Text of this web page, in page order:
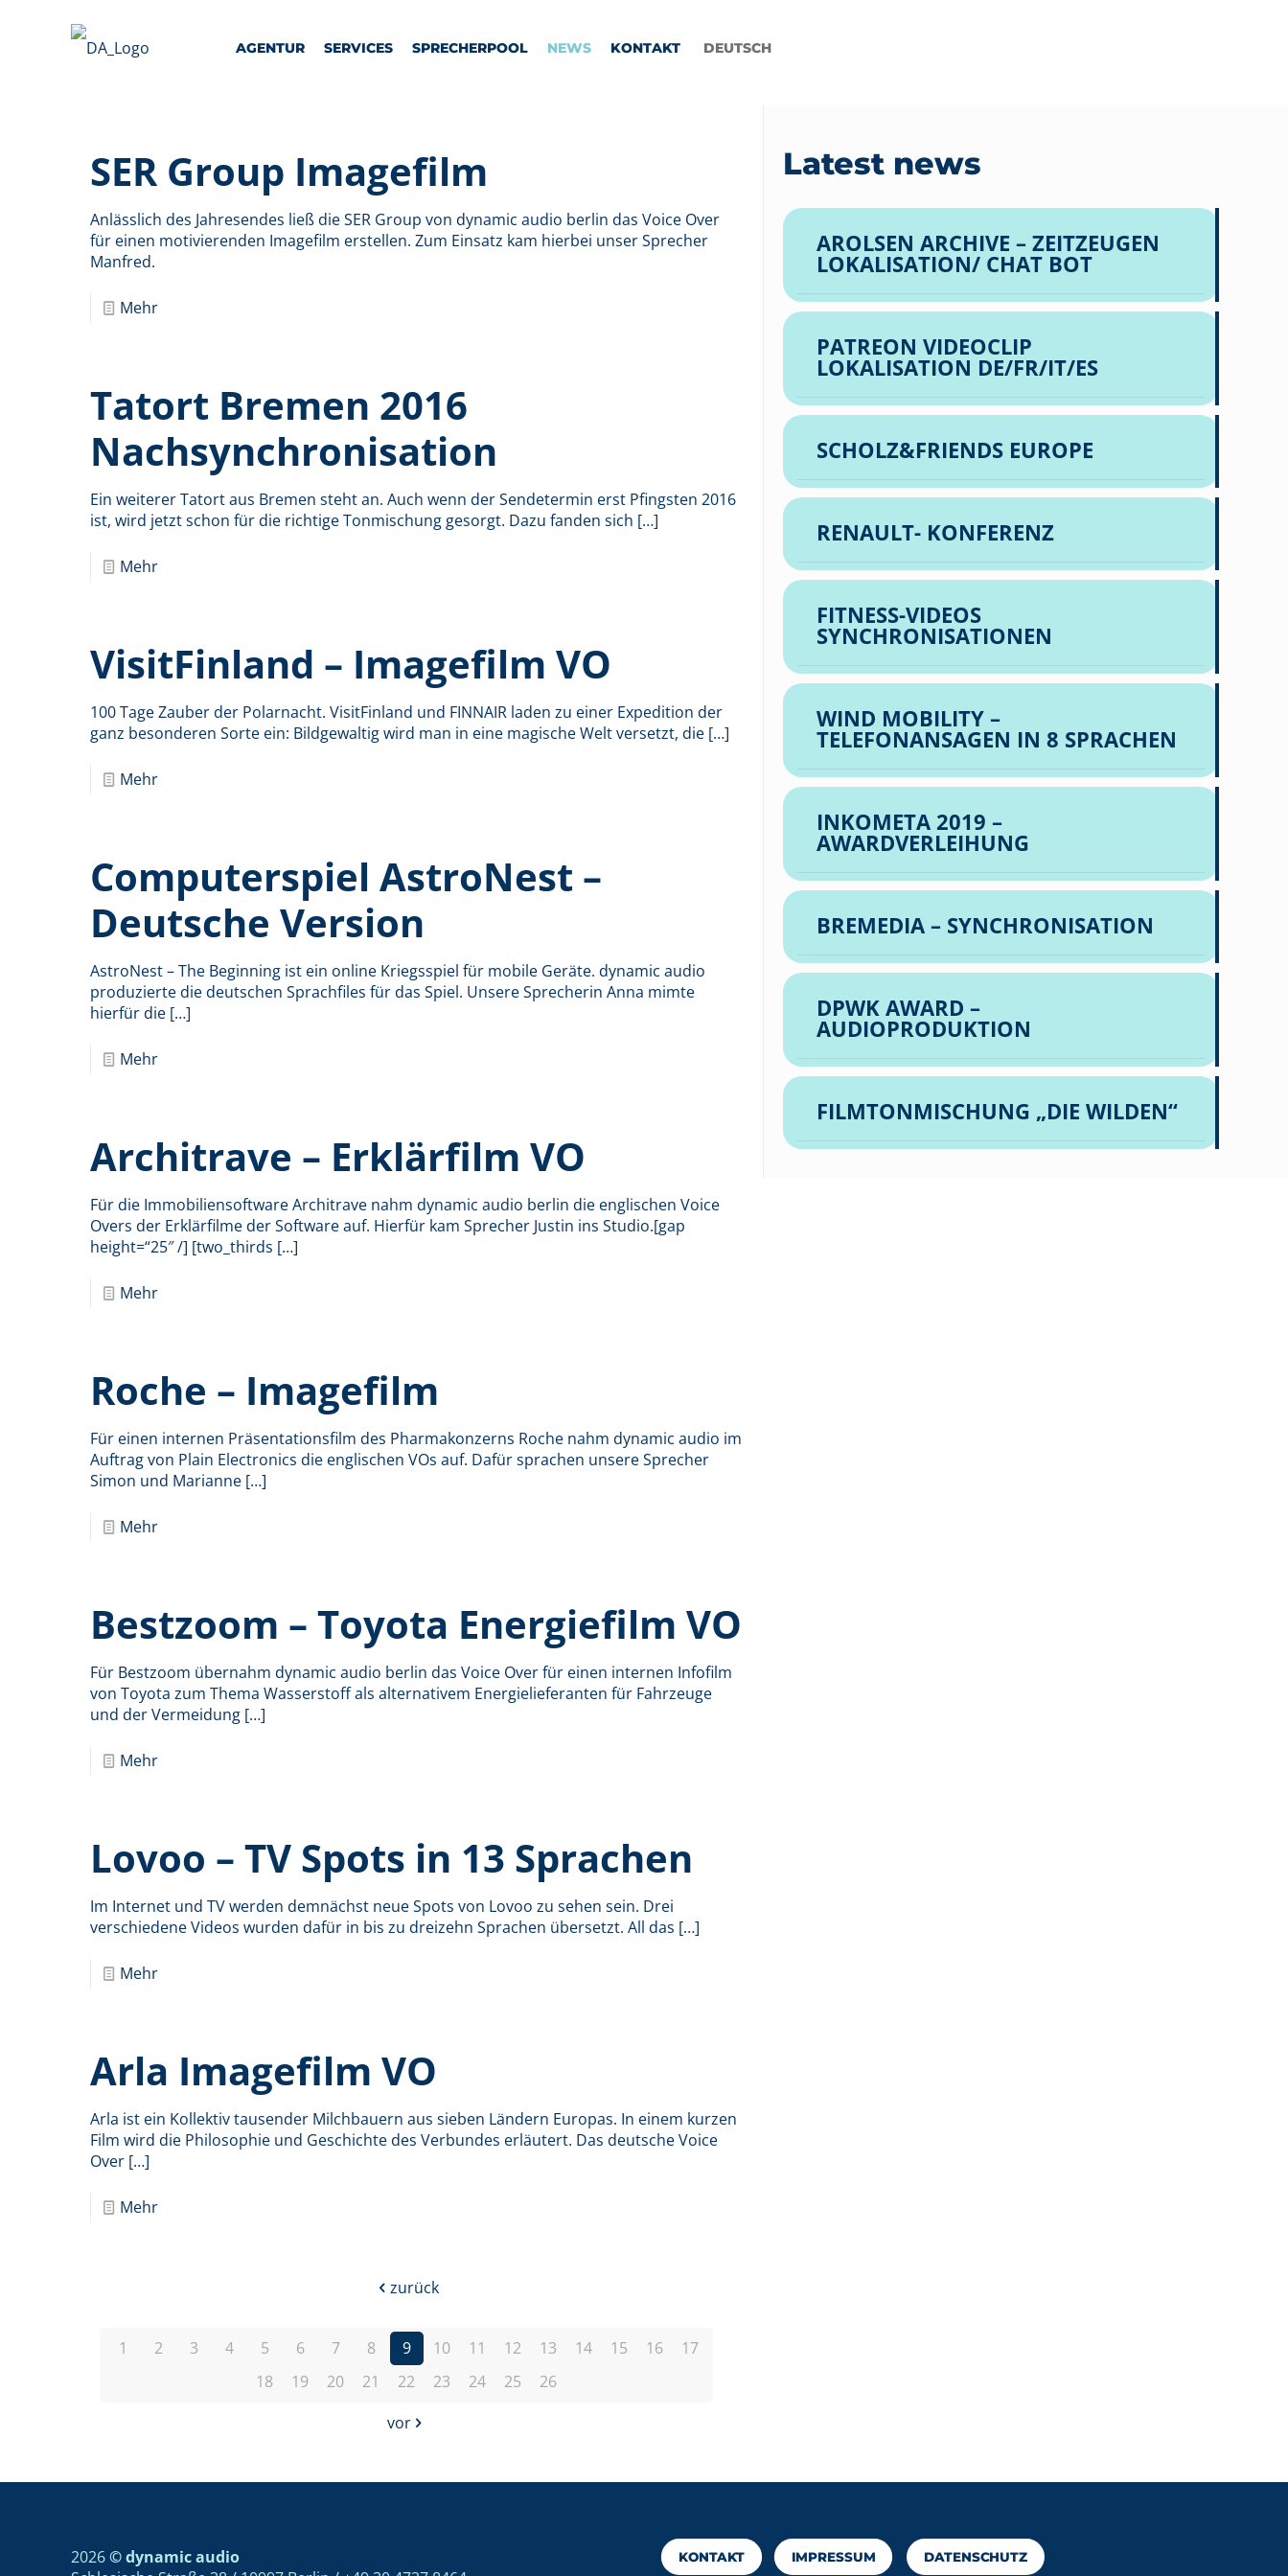
AGENTUR SERVICES SPRECHERPOOL NEWS KONTAKT DEUTSCH
SER Group Imagefilm
Anlässlich des Jahresendes ließ die SER Group von dynamic audio berlin das Voice Over
für einen motivierenden Imagefilm erstellen. Zum Einsatz kam hierbei unser Sprecher
Manfred.
Mehr
Tatort Bremen 2016
Nachsynchronisation
Ein weiterer Tatort aus Bremen steht an. Auch wenn der Sendetermin erst Pfingsten 2016
ist, wird jetzt schon für die richtige Tonmischung gesorgt. Dazu fanden sich […]
Mehr
VisitFinland – Imagefilm VO
100 Tage Zauber der Polarnacht. VisitFinland und FINNAIR laden zu einer Expedition der
ganz besonderen Sorte ein: Bildgewaltig wird man in eine magische Welt versetzt, die […]
Mehr
Computerspiel AstroNest –
Deutsche Version
AstroNest – The Beginning ist ein online Kriegsspiel für mobile Geräte. dynamic audio
produzierte die deutschen Sprachfiles für das Spiel. Unsere Sprecherin Anna mimte
hierfür die […]
Mehr
Architrave – Erklärfilm VO
Für die Immobiliensoftware Architrave nahm dynamic audio berlin die englischen Voice
Overs der Erklärfilme der Software auf. Hierfür kam Sprecher Justin ins Studio.[gap
height=“25″ /] [two_thirds […]
Mehr
Roche – Imagefilm
Für einen internen Präsentationsfilm des Pharmakonzerns Roche nahm dynamic audio im
Auftrag von Plain Electronics die englischen VOs auf. Dafür sprachen unsere Sprecher
Simon und Marianne […]
Mehr
Bestzoom – Toyota Energiefilm VO
Für Bestzoom übernahm dynamic audio berlin das Voice Over für einen internen Infofilm
von Toyota zum Thema Wasserstoff als alternativem Energielieferanten für Fahrzeuge
und der Vermeidung […]
Mehr
Lovoo – TV Spots in 13 Sprachen
Im Internet und TV werden demnächst neue Spots von Lovoo zu sehen sein. Drei
verschiedene Videos wurden dafür in bis zu dreizehn Sprachen übersetzt. All das […]
Mehr
Arla Imagefilm VO
Arla ist ein Kollektiv tausender Milchbauern aus sieben Ländern Europas. In einem kurzen
Film wird die Philosophie und Geschichte des Verbundes erläutert. Das deutsche Voice
Over […]
Mehr
zurück
1 2 3 4 5 6 7 8 9 10 11 12 13 14 15 16
17
18
19 20 21 22 23 24 25
26
vor
Latest news
AROLSEN ARCHIVE – ZEITZEUGEN
LOKALISATION/ CHAT BOT
PATREON VIDEOCLIP
LOKALISATION DE/FR/IT/ES
SCHOLZ&FRIENDS EUROPE
RENAULT- KONFERENZ
FITNESS-VIDEOS
SYNCHRONISATIONEN
WIND MOBILITY –
TELEFONANSAGEN IN 8 SPRACHEN
INKOMETA 2019 –
AWARDVERLEIHUNG
BREMEDIA – SYNCHRONISATION
DPWK AWARD –
AUDIOPRODUKTION
FILMTONMISCHUNG „DIE WILDEN“
2026© dynamic audio
KONTAKT IMPRESSUM DATENSCHUTZ